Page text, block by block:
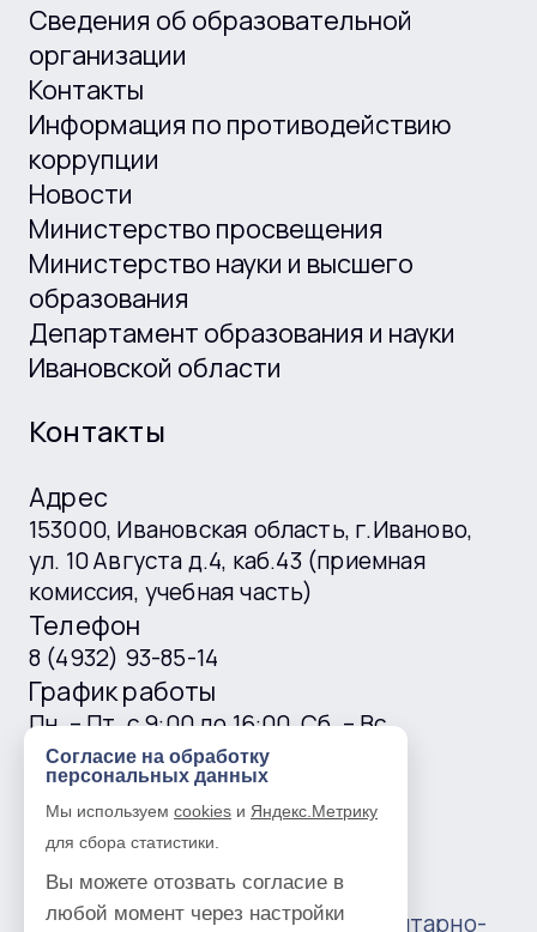
Сведения об образовательной
организации
Контакты
Информация по противодействию
коррупции
Новости
Министерство просвещения
Министерство науки и высшего
образования
Департамент образования и науки
Ивановской области
Контакты
Адрес
153000, Ивановская область, г.Иваново,
ул. 10 Августа д.4, каб.43 (приемная
комиссия, учебная часть)
Телефон
8 (4932) 93-85-14
График работы
Пн. – Пт. с 9:00 до 16:00, Сб. – Вс.
выходные
E-mail
ivgtk@mail.ru
© 2016 —2026 Ивановский гуманитарно-
Согласие на обработку
персональных данных
Мы используем cookies и Яндекс.Метрику
для сбора статистики.
Вы можете отозвать согласие в
любой момент через настройки